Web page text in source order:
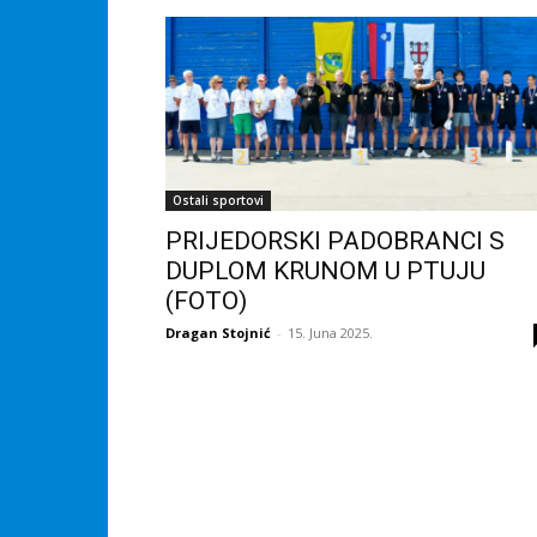
Ostali sportovi
PRIJEDORSKI PADOBRANCI S
DUPLOM KRUNOM U PTUJU
(FOTO)
Dragan Stojnić - 15. Juna 2025.